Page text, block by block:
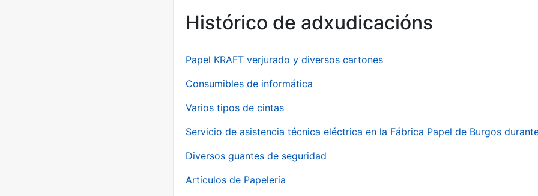
Histórico de adxudicacións
Papel KRAFT verjurado y diversos cartones
Consumibles de informática
Varios tipos de cintas
Servicio de asistencia técnica eléctrica en la Fábrica Papel de Burgos
Diversos guantes de seguridad
Artículos de Papelería